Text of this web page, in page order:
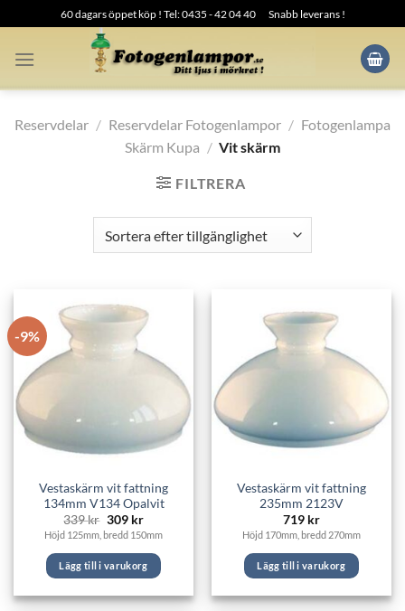
to
content
60 dagars öppet köp ! Tel: 0435 - 42 04 40 Snabb leverans !
Reservdelar / Reservdelar Fotogenlampor / Fotogenlampa
Skärm Kupa / Vit skärm
FILTRERA
-9%
Vestaskärm vit fattning
134mm V134 Opalvit
339kr Det
ursprungliga
priset
var:
339 kr.
309 krDet
nuvarande
priset
är:
309 kr.
Höjd 125mm, bredd 150mm
Lägg till i varukorg
Vestaskärm vit fattning
235mm 2123V
719 kr
Höjd 170mm, bredd 270mm
Lägg till i varukorg